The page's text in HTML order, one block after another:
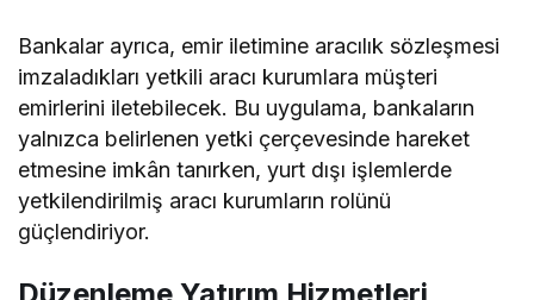
Bankalar ayrıca, emir iletimine aracılık sözleşmesi
imzaladıkları yetkili aracı kurumlara müşteri
emirlerini iletebilecek. Bu uygulama, bankaların
yalnızca belirlenen yetki çerçevesinde hareket
etmesine imkân tanırken, yurt dışı işlemlerde
yetkilendirilmiş aracı kurumların rolünü
güçlendiriyor.
Düzenleme Yatırım Hizmetleri